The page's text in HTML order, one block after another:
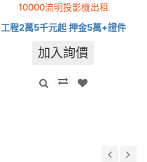
10000流明投影機出租
工程2萬5千元起 押金5萬+證件
加入詢價